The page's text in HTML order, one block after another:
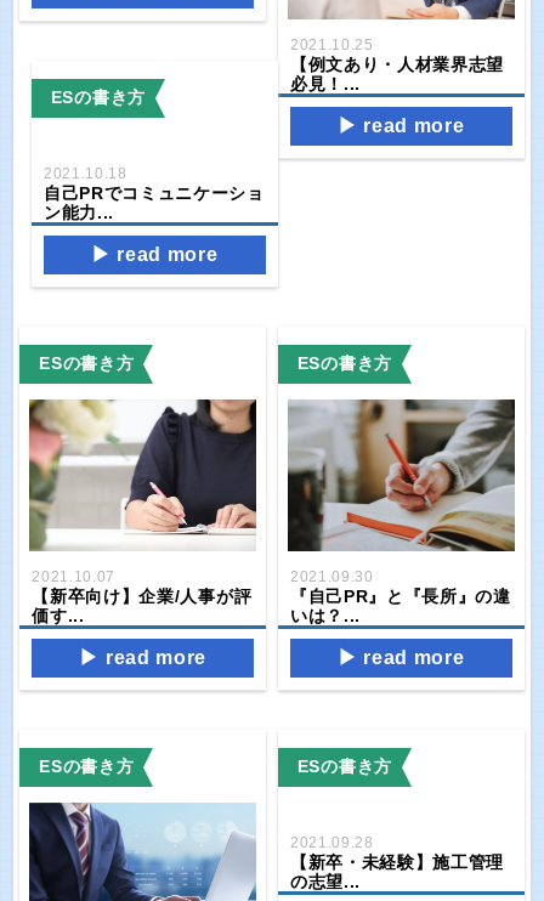
2021.10.25
【例文あり・人材業界志望
必見！...
read more
ESの書き方
2021.10.18
自己PRでコミュニケーショ
ン能力...
read more
ESの書き方
2021.10.07
【新卒向け】企業/人事が評
価す...
read more
ESの書き方
2021.09.30
『自己PR』と『長所』の違
いは？...
read more
ESの書き方 ESの書き方
2021.09.28
【新卒・未経験】施工管理
の志望...